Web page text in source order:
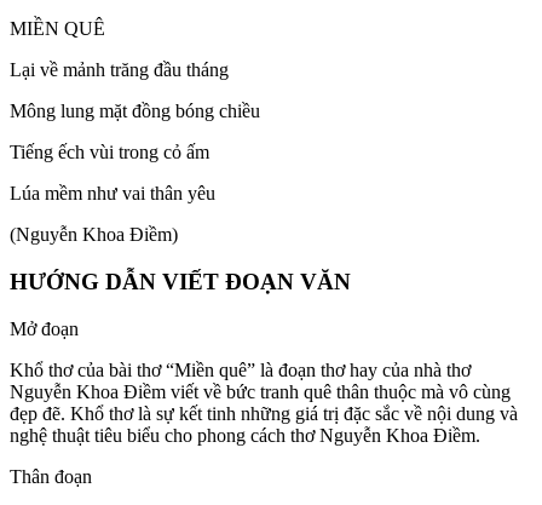
MIỀN QUÊ
Lại về mảnh trăng đầu tháng
Mông lung mặt đồng bóng chiều
Tiếng ếch vùi trong cỏ ấm
Lúa mềm như vai thân yêu
(Nguyễn Khoa Điềm)
HƯỚNG DẪN VIẾT ĐOẠN VĂN
Mở đoạn
Khổ thơ của bài thơ “Miền quê” là đoạn thơ hay của nhà thơ
Nguyễn Khoa Điềm viết về bức tranh quê thân thuộc mà vô cùng
đẹp đẽ. Khổ thơ là sự kết tinh những giá trị đặc sắc về nội dung và
nghệ thuật tiêu biểu cho phong cách thơ Nguyễn Khoa Điềm.
Thân đoạn